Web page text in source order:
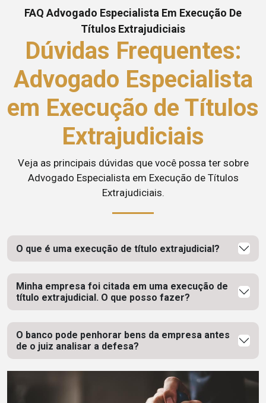
FAQ Advogado Especialista Em Execução De
Títulos Extrajudiciais
Dúvidas Frequentes:
Advogado Especialista
em Execução de Títulos
Extrajudiciais
Veja as principais dúvidas que você possa ter sobre
Advogado Especialista em Execução de Títulos
Extrajudiciais.
O que é uma execução de título extrajudicial?
Minha empresa foi citada em uma execução de
título extrajudicial. O que posso fazer?
O banco pode penhorar bens da empresa antes
de o juiz analisar a defesa?